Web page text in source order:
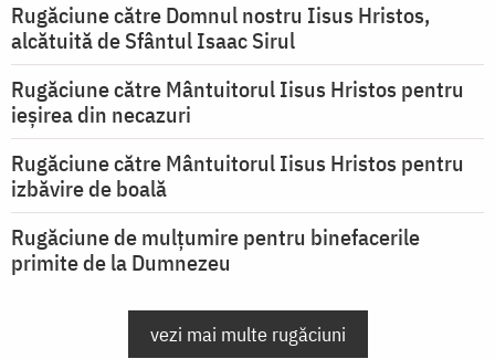
Rugăciune către Domnul nostru Iisus Hristos,
alcătuită de Sfântul Isaac Sirul
Rugăciune către Mântuitorul Iisus Hristos pentru
ieşirea din necazuri
Rugăciune către Mântuitorul Iisus Hristos pentru
izbăvire de boală
Rugăciune de mulțumire pentru binefacerile
primite de la Dumnezeu
vezi mai multe rugăciuni